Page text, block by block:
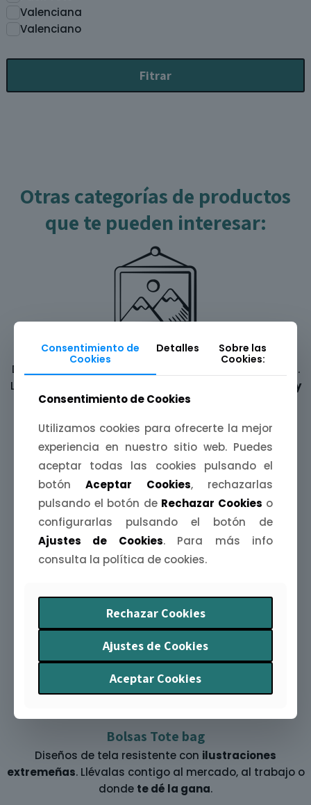
Valenciana
Valenciano
Fitrar
Otras categorías de productos
que te pueden interesar:
Láminas ilustradas
Decora tus paredes con una
.
Láminas A4, A5 y A6 inspiradas en
paisajes, fiestas y
leyendasde nuestra tierra.
Agendas Extremeñas
Organiza tu año con arte y humor. La
ilustraciones y curiosidadesde nuestra tierra.
Bolsas Tote bag
Diseños de tela resistente con ilustraciones
extremeñas. Llévalas contigo al mercado, al trabajo o
donde te dé la gana.
Consentimiento de
Cookies
Detalles
Sobre las
Cookies:
Consentimiento de Cookies
Utilizamos cookies para ofrecerte la mejor
experiencia en nuestro sitio web. Puedes
aceptar todas las cookies pulsando el
botónAceptar Cookies, rechazarlas
pulsando el botón de Rechazar Cookies o
configurarlas pulsando el botón de
Ajustes de Cookies. Para más info
consulta la política de cookies.
Rechazar Cookies
Ajustes de Cookies
Aceptar Cookies